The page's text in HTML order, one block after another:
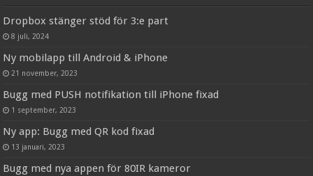
Dropbox stänger stöd för 3:e part
8 juli, 2024
Ny mobilapp till Android & iPhone
21 november, 2023
Bugg med PUSH notifikation till iPhone fixad
1 september, 2023
Ny app: Bugg med QR kod fixad
13 januari, 2023
Bugg med nya appen för 80IR kameror